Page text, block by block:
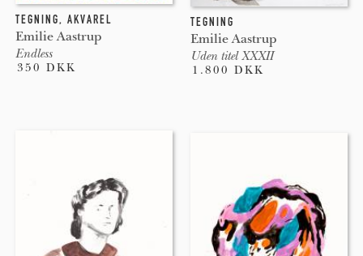
TEGNING, AKVAREL
Emilie Aastrup
Endless
350 DKK
TEGNING
Emilie Aastrup
Uden titel XXXII
1.800 DKK